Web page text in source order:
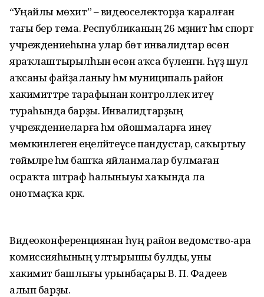
“Уңайлы мөхит” – видеоселекторҙа ҡаралған
тағы бер тема. Республиканың 26 мәҙәниәт һәм спорт
учреждениеһына улар бөтә инвалидтар өсөн
яраҡлаштырылһын өсөн аҡса бүленгән. Һүҙ шул
аҡсаны файҙаланыу һәм муниципаль район
хакимиәттәре тарафынан контроллек итеү
тураһында барҙы. Инвалидтарҙың
учреждениеларға һәм ойошмаларға инеү
мөмкинлеген еңеләйтеүсе пандустар, саҡыртыу
төймәләре һәм башҡа яйланмалар булмаған
осраҡта штраф һалыныуы хаҡында ла
онотмаҫҡа кәрәк.
Видеоконференциянан һуң район ведомство-ара
комиссияһының ултырышы булды, уны
хакимиәт башлығы урынбаҫары В. П. Фадеев
алып барҙы.